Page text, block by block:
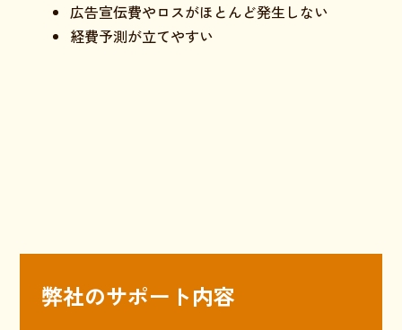
広告宣伝費やロスがほとんど発生しない
経費予測が立てやすい
弊社のサポート内容